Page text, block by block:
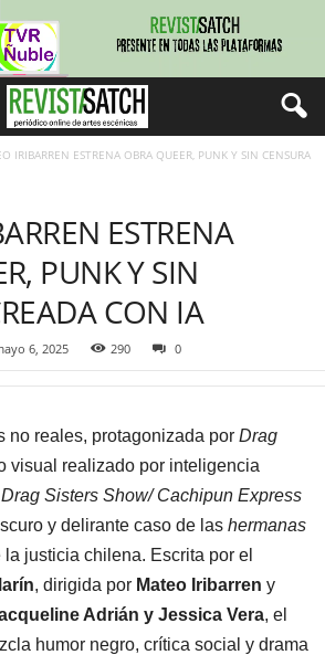
IRIBARREN ESTRENA OBRA QUEER, PUNK Y SIN CENSURA
ESTRENA
PUNK Y SIN
CON IA
6, 2025 290 0
no reales, protagonizada por Drag
visual realizado por inteligencia
Drag Sisters Show/ Cachipun Express
y delirante caso de las hermanas
la justicia chilena. Escrita por el
, dirigida por Mateo Iribarren y
Adrián y Jessica Vera, el
humor negro, crítica social y drama